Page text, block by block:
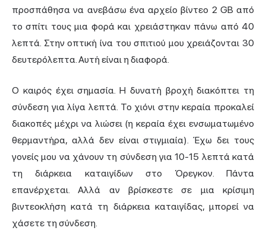
προσπάθησα να ανεβάσω ένα αρχείο βίντεο 2 GB από
το σπίτι τους μια φορά και χρειάστηκαν πάνω από 40
λεπτά. Στην οπτική ίνα του σπιτιού μου χρειάζονται 30
δευτερόλεπτα. Αυτή είναι η διαφορά.
Ο καιρός έχει σημασία. Η δυνατή βροχή διακόπτει τη
σύνδεση για λίγα λεπτά. Το χιόνι στην κεραία προκαλεί
διακοπές μέχρι να λιώσει (η κεραία έχει ενσωματωμένο
θερμαντήρα, αλλά δεν είναι στιγμιαία). Έχω δει τους
γονείς μου να χάνουν τη σύνδεση για 10-15 λεπτά κατά
τη διάρκεια καταιγίδων στο Όρεγκον. Πάντα
επανέρχεται. Αλλά αν βρίσκεστε σε μια κρίσιμη
βιντεοκλήση κατά τη διάρκεια καταιγίδας, μπορεί να
χάσετε τη σύνδεση.